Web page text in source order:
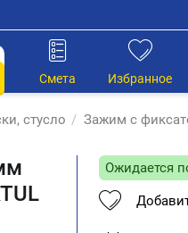
Избранное
Смета
стусло / Зажим с
Ожидается